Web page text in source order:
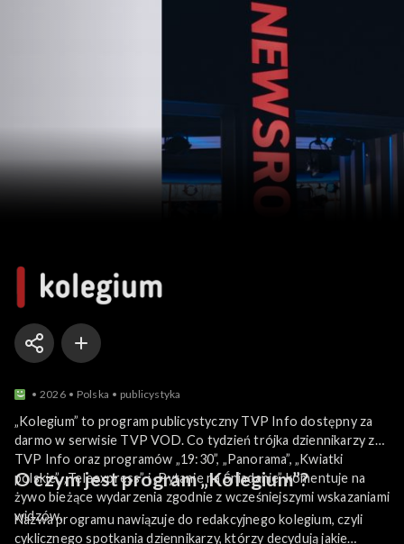
2026 Polska publicystyka
„Kolegium” to program publicystyczny TVP Info dostępny za
darmo w serwisie TVP VOD. Co tydzień trójka dziennikarzy z
TVP Info oraz programów „19:30”, „Panorama”, „Kwiatki
polskie”, „Teleexpress” i „Pytanie na Śniadanie” komentuje na
żywo bieżące wydarzenia zgodnie z wcześniejszymi wskazaniami
widzów.
O czym jest program „Kolegium”?
Nazwa programu nawiązuje do redakcyjnego kolegium, czyli
cyklicznego spotkania dziennikarzy, którzy decydują jakie